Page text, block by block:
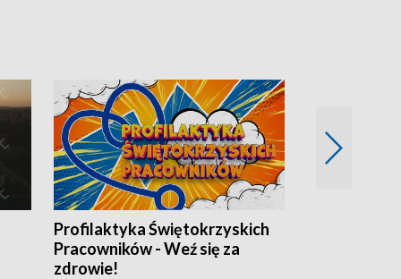
Profilaktyka Świętokrzyskich
Pracowników - Weź się za
zdrowie!